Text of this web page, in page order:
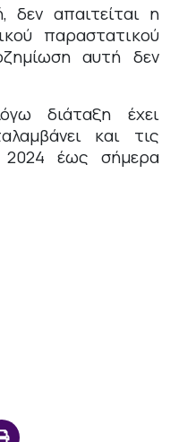
απαιτείται η
παραστατικού
αυτή δεν
διάταξη έχει
και τις
έως σήμερα